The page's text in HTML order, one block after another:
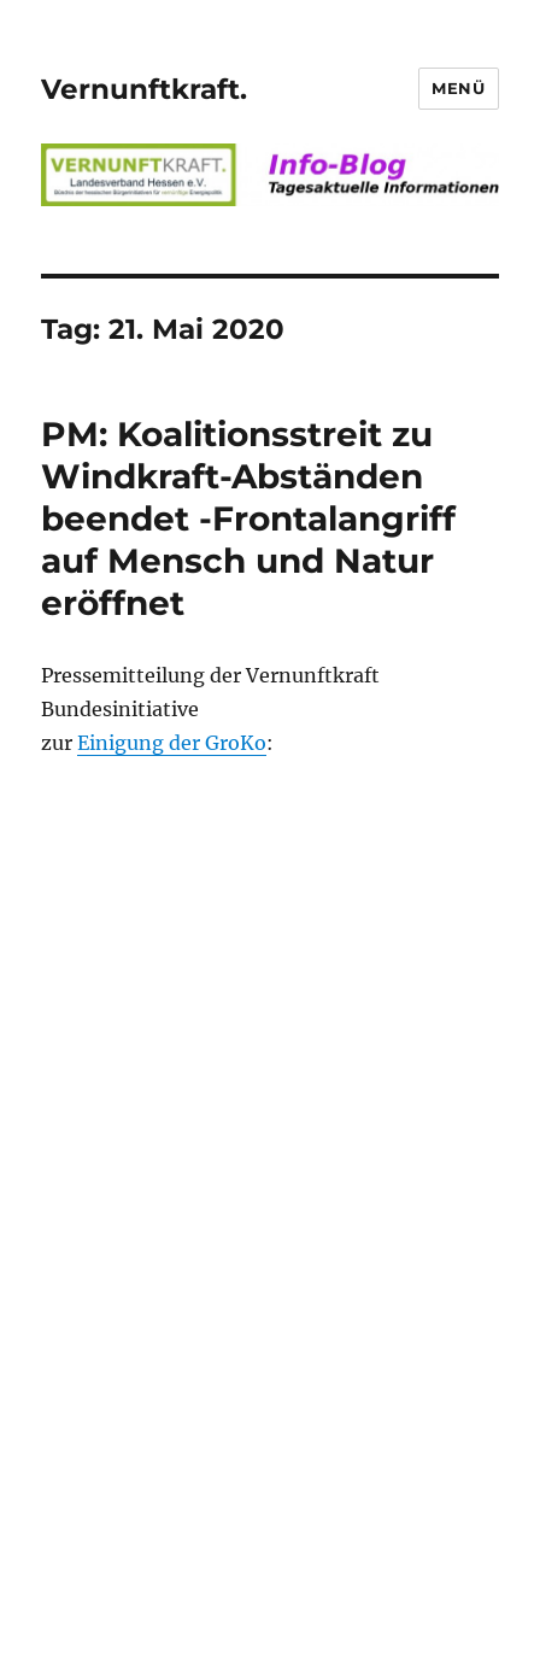
Vernunftkraft. MENÜ
Tag:21. Mai 2020
PM: Koalitionsstreit zu
Windkraft-Abständen
beendet -Frontalangriff
auf Mensch und Natur
eröffnet
Pressemitteilung der Vernunftkraft
Bundesinitiative
zurEinigung der GroKo: